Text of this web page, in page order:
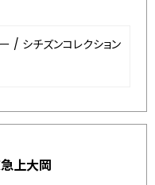
/ シチズンコレクション
上大岡